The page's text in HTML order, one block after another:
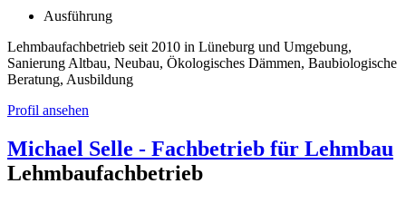
Ausführung
Lehmbaufachbetrieb seit 2010 in Lüneburg und Umgebung,
Sanierung Altbau, Neubau, Ökologisches Dämmen, Baubiologische
Beratung, Ausbildung
Profil ansehen
Michael Selle - Fachbetrieb für Lehmbau
Lehmbaufachbetrieb